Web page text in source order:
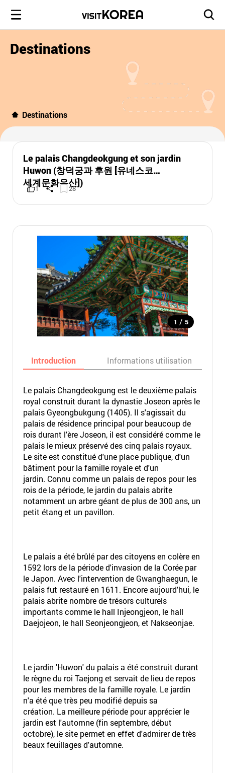
Destinations
Destinations
Le palais Changdeokgung et son jardin
Huwon (창덕궁과 후원 [유네스코
세계문화유산])
1 28
1 / 5
Introduction Informations utilisation
Le palais Changdeokgung est le deuxième palais
royal construit durant la dynastie Joseon après le
palais Gyeongbukgung (1405). Il s'agissait du
palais de résidence principal pour beaucoup de
rois durant l'ère Joseon, il est considéré comme le
palais le mieux préservé des cinq palais royaux.
Le site est constitué d'une place publique, d'un
bâtiment pour la famille royale et d'un
jardin. Connu comme un palais de repos pour les
rois de la période, le jardin du palais abrite
notamment un arbre géant de plus de 300 ans, un
petit étang et un pavillon.
Le palais a été brûlé par des citoyens en colère en
1592 lors de la période d'invasion de la Corée par
le Japon. Avec l'intervention de Gwanghaegun, le
palais fut restauré en 1611. Encore aujourd'hui, le
palais abrite nombre de trésors culturels
importants comme le hall Injeongjeon, le hall
Daejojeon, le hall Seonjeongjeon, et Nakseonjae.
Le jardin 'Huwon' du palais a été construit durant
le règne du roi Taejong et servait de lieu de repos
pour les membres de la famille royale. Le jardin
n'a été que très peu modifié depuis sa
création. La meilleure période pour apprécier le
jardin est l'automne (fin septembre, début
octobre), le site permet en effet d'admirer de très
beaux feuillages d'automne.